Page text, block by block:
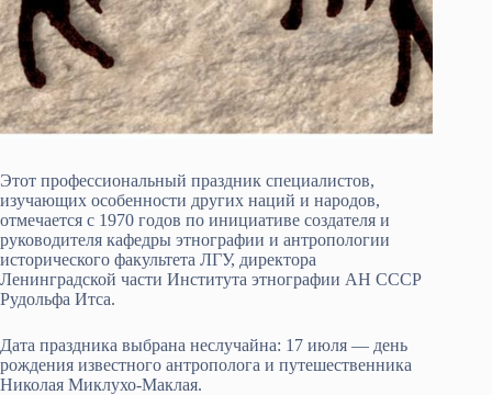
Этот профессиональный праздник специалистов,
изучающих особенности других наций и народов,
отмечается с 1970 годов по инициативе создателя и
руководителя кафедры этнографии и антропологии
исторического факультета ЛГУ, директора
Ленинградской части Института этнографии АН СССР
Рудольфа Итса.
Дата праздника выбрана неслучайна: 17 июля — день
рождения известного антрополога и путешественника
Николая Миклухо-Маклая.